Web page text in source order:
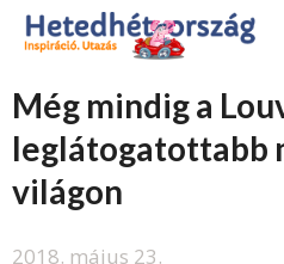
Még mindig a
leglátogatottabb
világon
2018. május 23.